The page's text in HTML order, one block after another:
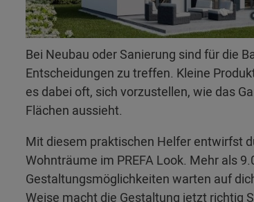
Bei Neubau oder Sanierung sind für die
Entscheidungen zu treffen. Kleine
es dabei oft, sich vorzustellen, wie das
Flächen aussieht.
Mit diesem praktischen Helfer entwirfst
Wohnträume im PREFA Look. Mehr als
Gestaltungsmöglichkeiten warten auf
Weise macht die Gestaltung jetzt richtig